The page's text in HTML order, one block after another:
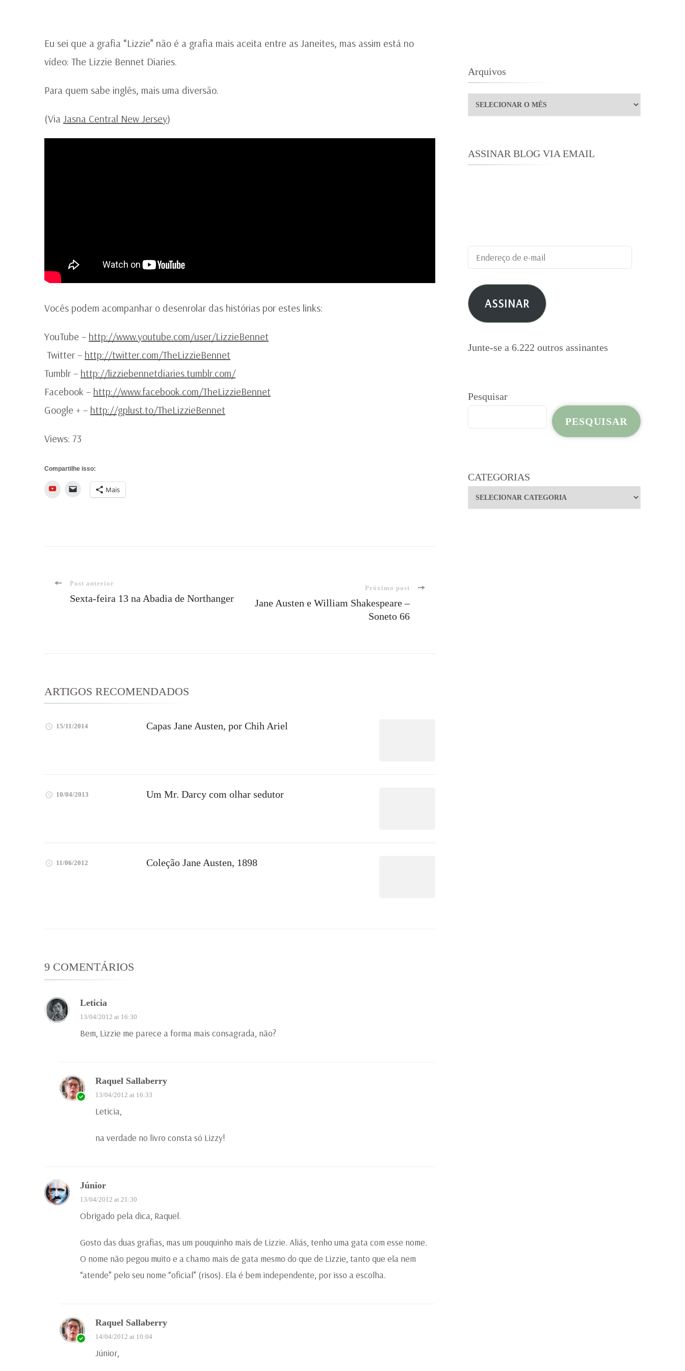
Eu sei que a grafia “Lizzie” não é a grafia mais aceita entre as Janeites, mas assim está no
vídeo: The Lizzie Bennet Diaries.
Para quem sabe inglês, mais uma diversão.
(Via Jasna Central New Jersey)
Vocês podem acompanhar o desenrolar das histórias por estes links:
YouTube – http://www.youtube.com/user/LizzieBennet
Twitter – http://twitter.com/TheLizzieBennet
Tumblr – http://lizziebennetdiaries.tumblr.com/
Facebook – http://www.facebook.com/TheLizzieBennet
Google + – http://gplust.to/TheLizzieBennet
Views: 73
Compartilhe isso:
YouTube Mais
Navegação
Post anterior
Sexta-feira 13 na Abadia de Northanger
Próximo post
Jane Austen e William Shakespeare –
Soneto 66
ARTIGOS RECOMENDADOS
15/11/2014 Capas Jane Austen, por Chih Ariel
10/04/2013 Um Mr. Darcy com olhar sedutor
11/06/2012 Coleção Jane Austen, 1898
9 COMENTÁRIOS
Leticia
13/04/2012 at 16:30
Bem, Lizzie me parece a forma mais consagrada, não?
Raquel Sallaberry
13/04/2012 at 16:33
Leticia,
na verdade no livro consta só Lizzy!
Júnior
13/04/2012 at 21:30
Obrigado pela dica, Raquel.
Gosto das duas grafias, mas um pouquinho mais de Lizzie. Aliás, tenho uma gata com esse nome.
O nome não pegou muito e a chamo mais de gata mesmo do que de Lizzie, tanto que ela nem
“atende” pelo seu nome “oficial” (risos). Ela é bem independente, por isso a escolha.
Raquel Sallaberry
14/04/2012 at 10:04
Júnior,
Arquivos
Arquivos
ASSINAR BLOG VIA EMAIL
Endereço
de
e-
mail ASSINAR
Junte-se a 6.222 outros assinantes
Pesquisar
PESQUISAR
CATEGORIAS